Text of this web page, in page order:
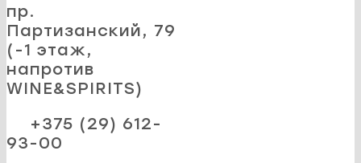
пр.
Партизанский, 79
(-1 этаж,
напротив
WINE&SPIRITS)
+375 (29) 612-
93-00